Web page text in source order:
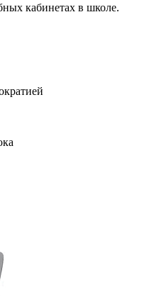
кабинетах в школе.